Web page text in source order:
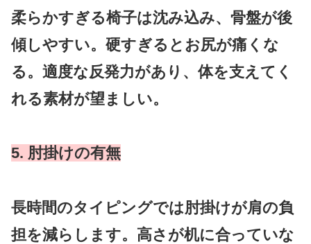
柔らかすぎる椅子は沈み込み、骨盤が後
傾しやすい。硬すぎるとお尻が痛くな
る。適度な反発力があり、体を支えてく
れる素材が望ましい。
5. 肘掛けの有無
長時間のタイピングでは肘掛けが肩の負
担を減らします。高さが机に合っていな